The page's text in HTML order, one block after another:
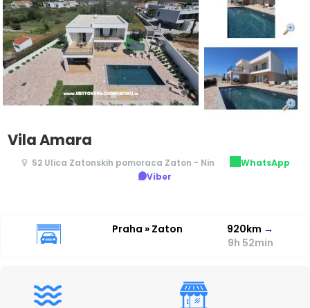
Vila Amara
52 Ulica Zatonskih pomoraca Zaton - Nin
WhatsApp
Viber
Praha » Zaton 920km →
9h 52min